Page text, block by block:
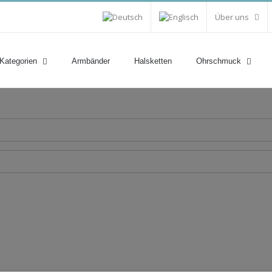
Über uns
Armbänder Halsketten Ohrschmuck